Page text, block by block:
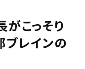
こっそり
ブレインの